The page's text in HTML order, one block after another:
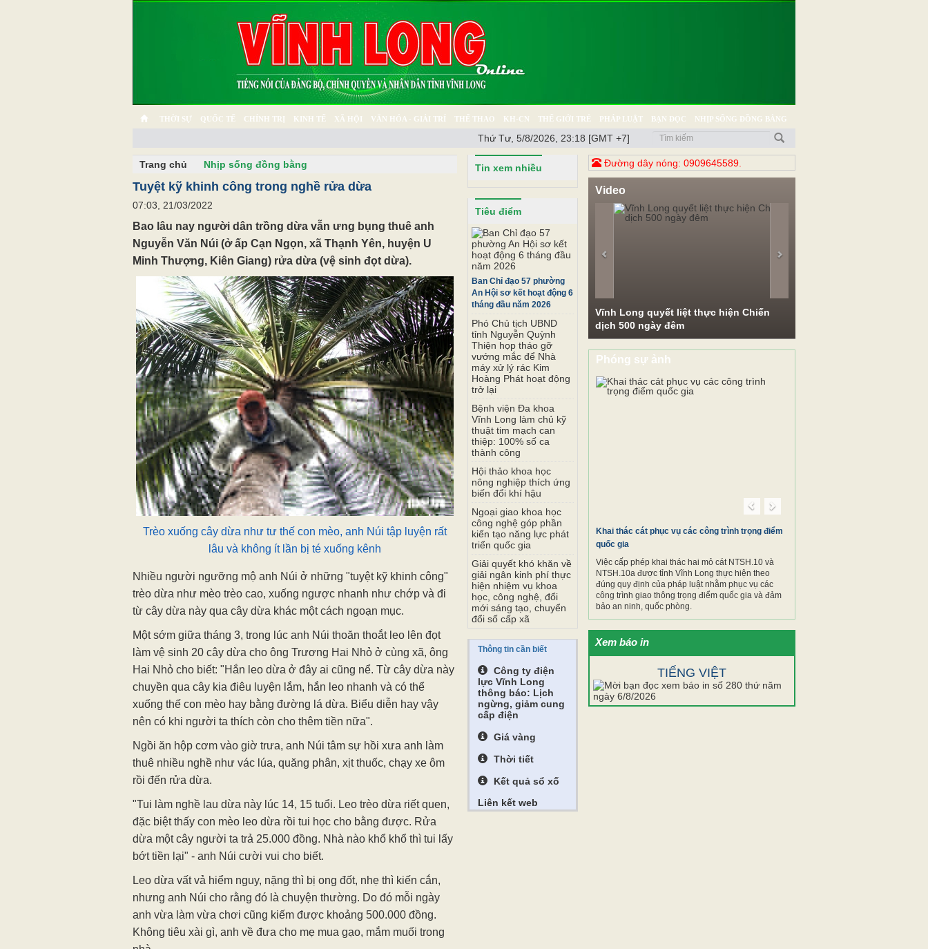
THỜI SỰ QUỐC TẾ CHÍNH TRỊ KINH TẾ XÃ HỘI VĂN HÓA - GIẢI TRÍ THỂ THAO KH-CN THẾ GIỚI TRẺ PHÁP LUẬT BẠN ĐỌC NHỊP SỐNG ĐỒNG BẰNG
Thứ Tư, 5/8/2026, 23:18 [GMT +7]
Trang chủ Nhịp sống đồng bằng
Tuyệt kỹ khinh công trong nghề rửa dừa
07:03, 21/03/2022
Bao lâu nay người dân trồng dừa vẫn ưng bụng thuê anh
Nguyễn Văn Núi (ở ấp Cạn Ngọn, xã Thạnh Yên, huyện U
Minh Thượng, Kiên Giang) rửa dừa (vệ sinh đọt dừa).
Trèo xuống cây dừa như tư thế con mèo, anh Núi tập luyện rất
lâu và không ít lần bị té xuống kênh
Nhiều người ngưỡng mộ anh Núi ở những "tuyệt kỹ khinh công"
trèo dừa như mèo trèo cao, xuống ngược nhanh như chớp và đi
từ cây dừa này qua cây dừa khác một cách ngoạn mục.
Một sớm giữa tháng 3, trong lúc anh Núi thoăn thoắt leo lên đọt
làm vệ sinh 20 cây dừa cho ông Trương Hai Nhỏ ở cùng xã, ông
Hai Nhỏ cho biết: "Hắn leo dừa ở đây ai cũng nể. Từ cây dừa này
chuyền qua cây kia điêu luyện lắm, hắn leo nhanh và có thể
xuống thế con mèo hay bằng đường lá dừa. Biểu diễn hay vậy
nên có khi người ta thích còn cho thêm tiền nữa".
Ngồi ăn hộp cơm vào giờ trưa, anh Núi tâm sự hồi xưa anh làm
thuê nhiều nghề như vác lúa, quăng phân, xịt thuốc, chạy xe ôm
rồi đến rửa dừa.
"Tui làm nghề lau dừa này lúc 14, 15 tuổi. Leo trèo dừa riết quen,
đặc biệt thấy con mèo leo dừa rồi tui học cho bằng được. Rửa
dừa một cây người ta trả 25.000 đồng. Nhà nào khổ khổ thì tui lấy
bớt tiền lại" - anh Núi cười vui cho biết.
Leo dừa vất vả hiểm nguy, nặng thì bị ong đốt, nhẹ thì kiến cắn,
nhưng anh Núi cho rằng đó là chuyện thường. Do đó mỗi ngày
anh vừa làm vừa chơi cũng kiếm được khoảng 500.000 đồng.
Không tiêu xài gì, anh về đưa cho mẹ mua gạo, mắm muối trong
Tin xem nhiều
Tiêu điểm
Ban Chỉ đạo 57 phường
An Hội sơ kết hoạt động 6
tháng đầu năm 2026
Phó Chủ tịch UBND
tỉnh Nguyễn Quỳnh
Thiện họp tháo gỡ
vướng mắc để Nhà
máy xử lý rác Kim
Hoàng Phát hoạt động
trở lại
Bệnh viện Đa khoa
Vĩnh Long làm chủ kỹ
thuật tim mạch can
thiệp: 100% số ca
thành công
Hội thảo khoa học
nông nghiệp thích ứng
biến đổi khí hậu
Ngoại giao khoa học
công nghệ góp phần
kiến tạo năng lực phát
triển quốc gia
Giải quyết khó khăn về
giải ngân kinh phí thực
hiện nhiệm vụ khoa
học, công nghệ, đổi
mới sáng tạo, chuyển
đổi số cấp xã
Thông tin cần biết
Công ty điện
lực Vĩnh Long
thông báo: Lịch
ngừng, giảm cung
cấp điện
Giá vàng
Thời tiết
Kết quả sổ xố
Liên kết web
Đường dây nóng: 0909645589.
Video
Previous
Vĩnh Long quyết liệt thực hiện Chiến
dịch 500 ngày đêm
Phóng sự ảnh
Khai thác cát phục vụ các công trình trọng điểm
quốc gia
Việc cấp phép khai thác hai mỏ cát NTSH.10 và
NTSH.10a được tỉnh Vĩnh Long thực hiện theo
đúng quy định của pháp luật nhằm phục vụ các
công trình giao thông trọng điểm quốc gia và đảm
bảo an ninh, quốc phòng.
Previous
Xem báo in
TIẾNG VIỆT